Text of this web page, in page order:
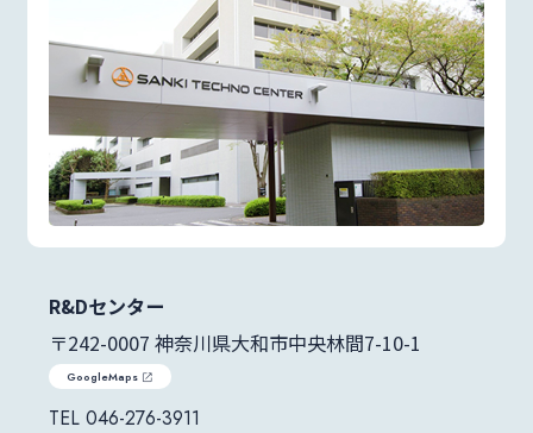
R&Dセンター
〒242-0007 神奈川県大和市中央林間7-10-1
GoogleMaps
046-276-3911